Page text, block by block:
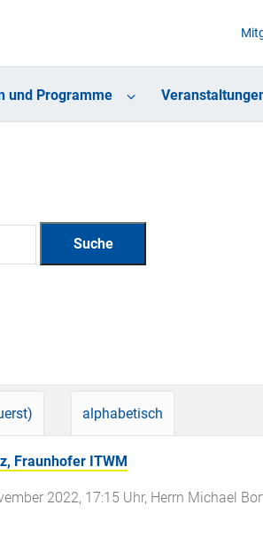
und Programme
alphabetisch
Fraunhofer ITWM
2022, 17:15 Uhr, Herrn Michael